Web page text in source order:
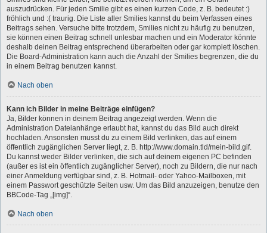
auszudrücken. Für jeden Smilie gibt es einen kurzen Code, z. B. bedeutet :)
fröhlich und :( traurig. Die Liste aller Smilies kannst du beim Verfassen eines
Beitrags sehen. Versuche bitte trotzdem, Smilies nicht zu häufig zu benutzen,
sie können einen Beitrag schnell unlesbar machen und ein Moderator könnte
deshalb deinen Beitrag entsprechend überarbeiten oder gar komplett löschen.
Die Board-Administration kann auch die Anzahl der Smilies begrenzen, die du
in einem Beitrag benutzen kannst.
Nach oben
Kann ich Bilder in meine Beiträge einfügen?
Ja, Bilder können in deinem Beitrag angezeigt werden. Wenn die
Administration Dateianhänge erlaubt hat, kannst du das Bild auch direkt
hochladen. Ansonsten musst du zu einem Bild verlinken, das auf einem
öffentlich zugänglichen Server liegt, z. B. http://www.domain.tld/mein-bild.gif.
Du kannst weder Bilder verlinken, die sich auf deinem eigenen PC befinden
(außer es ist ein öffentlich zugänglicher Server), noch zu Bildern, die nur nach
einer Anmeldung verfügbar sind, z. B. Hotmail- oder Yahoo-Mailboxen, mit
einem Passwort geschützte Seiten usw. Um das Bild anzuzeigen, benutze den
BBCode-Tag „[img]“.
Nach oben